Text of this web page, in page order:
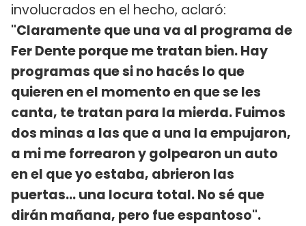
involucrados en el hecho, aclaró:
"Claramente que una va al programa de
Fer Dente porque me tratan bien. Hay
programas que si no hacés lo que
quieren en el momento en que se les
canta, te tratan para la mierda. Fuimos
dos minas a las que a una la empujaron,
a mi me forrearon y golpearon un auto
en el que yo estaba, abrieron las
puertas... una locura total. No sé que
dirán mañana, pero fue espantoso".